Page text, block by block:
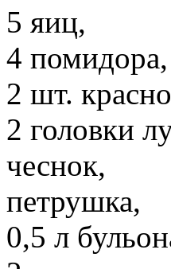
5 яиц,
4 помидора,
2 шт.
2 головки
чеснок,
петрушка,
0,5 л